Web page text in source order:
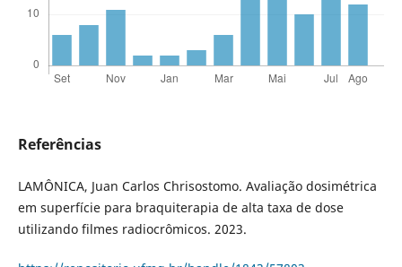
Referências
LAMÔNICA, Juan Carlos Chrisostomo. Avaliação dosimétrica
em superfície para braquiterapia de alta taxa de dose
utilizando filmes radiocrômicos. 2023.